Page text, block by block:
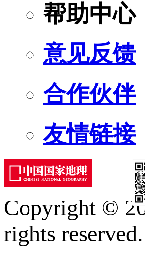
帮助中心
意见反馈
合作伙伴
友情链接
Copyright ©
rights reserved.